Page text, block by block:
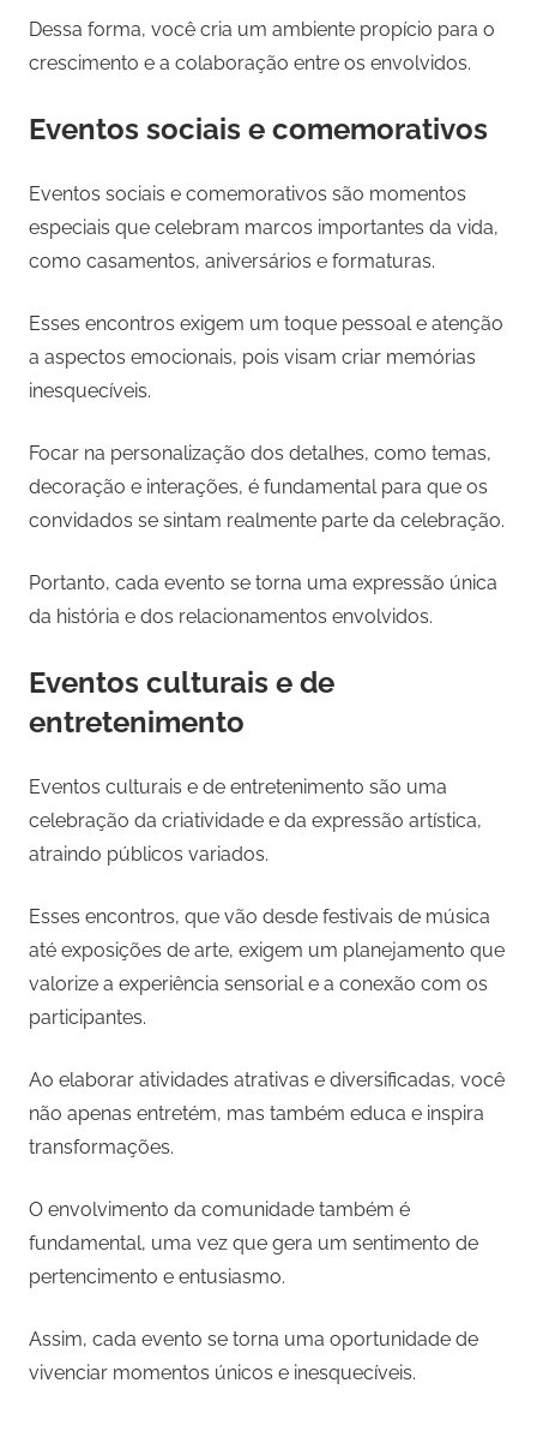
Dessa forma, você cria um ambiente propício para o
crescimento e a colaboração entre os envolvidos.
Eventos sociais e comemorativos
Eventos sociais e comemorativos são momentos
especiais que celebram marcos importantes da vida,
como casamentos, aniversários e formaturas.
Esses encontros exigem um toque pessoal e atenção
a aspectos emocionais, pois visam criar memórias
inesquecíveis.
Focar na personalização dos detalhes, como temas,
decoração e interações, é fundamental para que os
convidados se sintam realmente parte da celebração.
Portanto, cada evento se torna uma expressão única
da história e dos relacionamentos envolvidos.
Eventos culturais e de
entretenimento
Eventos culturais e de entretenimento são uma
celebração da criatividade e da expressão artística,
atraindo públicos variados.
Esses encontros, que vão desde festivais de música
até exposições de arte, exigem um planejamento que
valorize a experiência sensorial e a conexão com os
participantes.
Ao elaborar atividades atrativas e diversificadas, você
não apenas entretém, mas também educa e inspira
transformações.
O envolvimento da comunidade também é
fundamental, uma vez que gera um sentimento de
pertencimento e entusiasmo.
Assim, cada evento se torna uma oportunidade de
vivenciar momentos únicos e inesquecíveis.